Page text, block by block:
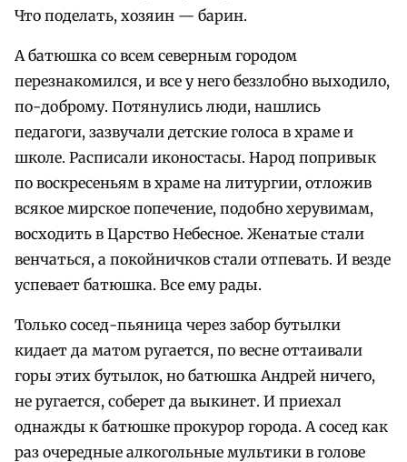
Что поделать, хозяин — барин.
А батюшка со всем северным городом
перезнакомился, и все у него беззлобно выходило,
по-доброму. Потянулись люди, нашлись
педагоги, зазвучали детские голоса в храме и
школе. Расписали иконостасы. Народ попривык
по воскресеньям в храме на литургии, отложив
всякое мирское попечение, подобно херувимам,
восходить в Царство Небесное. Женатые стали
венчаться, а покойничков стали отпевать. И везде
успевает батюшка. Все ему рады.
Только сосед-пьяница через забор бутылки
кидает да матом ругается, по весне оттаивали
горы этих бутылок, но батюшка Андрей ничего,
не ругается, соберет да выкинет. И приехал
однажды к батюшке прокурор города. А сосед как
раз очередные алкогольные мультики в голове